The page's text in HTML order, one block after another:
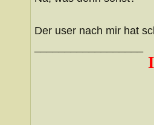
Der user nach mir hat